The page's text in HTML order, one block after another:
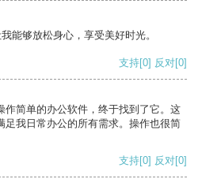
能够放松身心，享受美好时光。
支持[0] 反对[0]
作简单的办公软件，终于找到了它。这
足我日常办公的所有需求。操作也很简
支持[0] 反对[0]